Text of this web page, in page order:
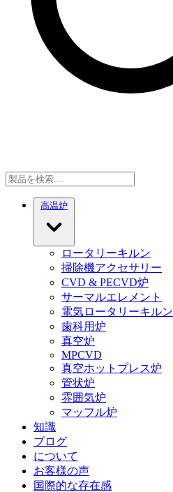
高温炉
ロータリーキルン
掃除機アクセサリー
CVD & PECVD炉
サーマルエレメント
電気ロータリーキルン
歯科用炉
真空炉
MPCVD
真空ホットプレス炉
管状炉
雰囲気炉
マッフル炉
知識
ブログ
について
お客様の声
国際的な存在感